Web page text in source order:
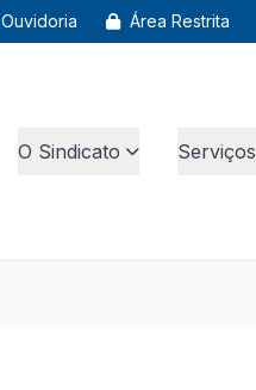
Ouvidoria Área Restrita
O Sindicato Serviços